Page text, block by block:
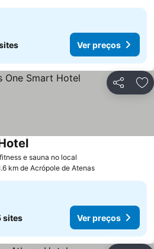
Ver preços
Partilhar
e sauna no local
km de Acrópole de Atenas
sites Ver preços